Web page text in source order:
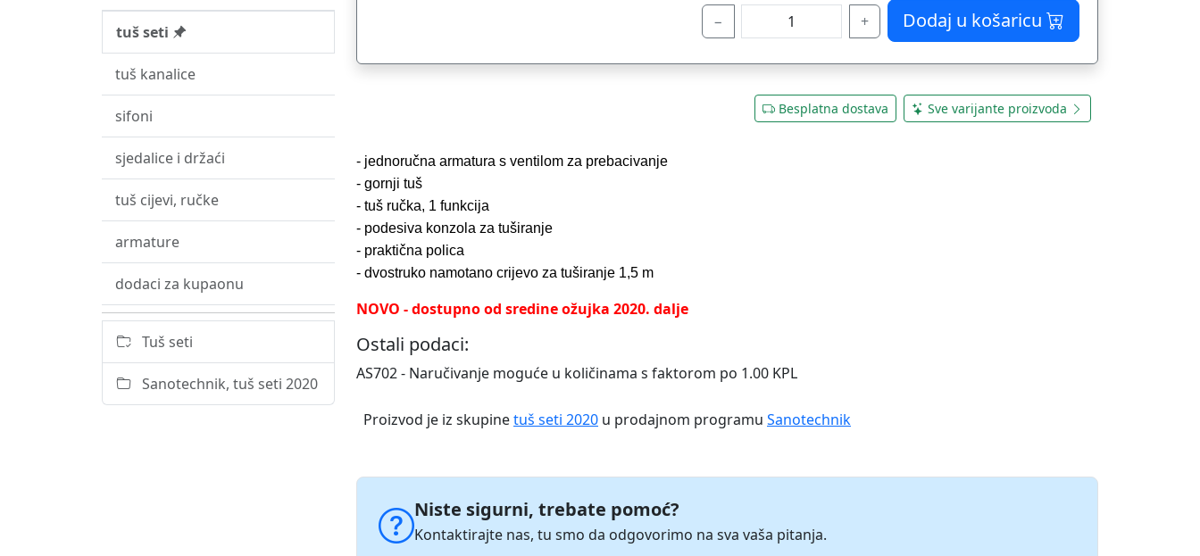
tuš seti
tuš kanalice
sifoni
sjedalice i držaći
tuš cijevi, ručke
armature
dodaci za kupaonu
Tuš seti
Sanotechnik, tuš seti 2020
− + Dodaj u košaricu
Besplatna dostava Sve varijante proizvoda
- jednoručna armatura s ventilom za prebacivanje
- gornji tuš
- tuš ručka, 1 funkcija
- podesiva konzola za tuširanje
- praktična polica
- dvostruko namotano crijevo za tuširanje 1,5 m
NOVO - dostupno od sredine ožujka 2020. dalje
Ostali podaci:
AS702 - Naručivanje moguće u količinama s faktorom po 1.00 KPL
Proizvod je iz skupinetuš seti 2020 u prodajnom programu Sanotechnik
Niste sigurni, trebate pomoć?
Kontaktirajte nas, tu smo da odgovorimo na sva vaša pitanja.